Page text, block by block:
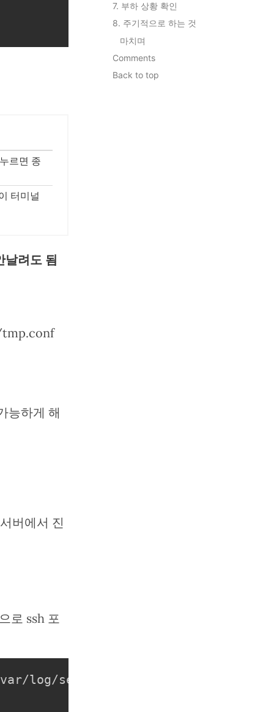
르면 종
터미널
려도 됨
능하게 해
버에서 진
로 ssh 포
log/secure
7. 부하 상황 확인
8. 주기적으로 하는 것
마치며
Comments
Back to top